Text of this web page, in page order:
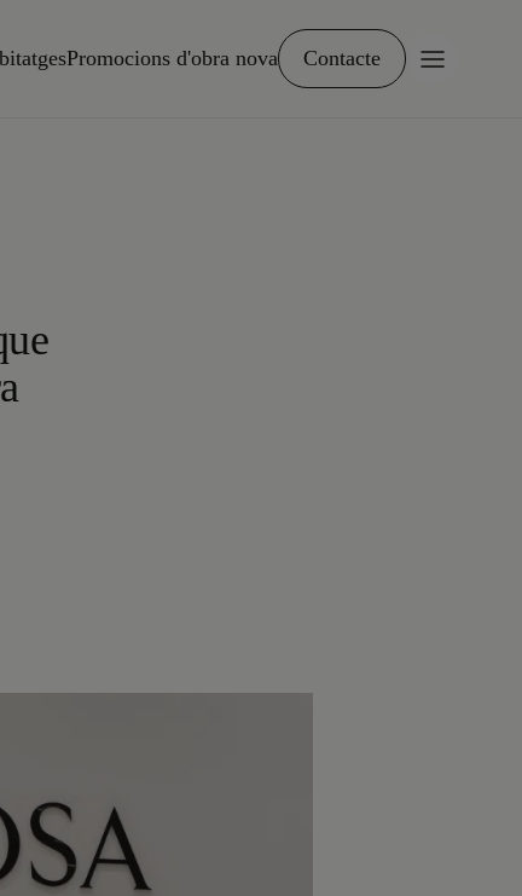
Promocions d'obra nova Contacte